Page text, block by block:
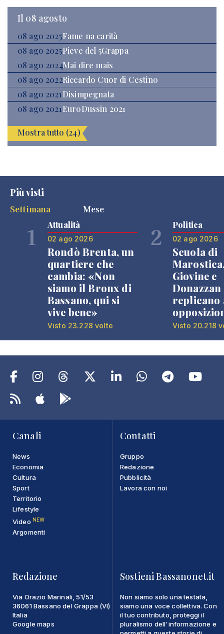
Il 08 agosto
08 ago 2025Fame na carità
08 ago 2025Pieve del 5Grappa
08 ago 2024Mai dire mais
08 ago 2022Riccardo Cuor di Cestino
08 ago 2021Disimpegnata
08 ago 2021EuroDussin 2021
Mostra tutto (24)
Più visti
Settimana
Mese
1 Attualità
02 ago 2026
Rondò Brenta, un
quartiere che
cambia: «Non
siamo il Bronx di
Bassano, qui si
vive bene»
Visto 23.228 volte
2 Politica
02 ago 2026
Scuola di
Giovine e
Donazzan
replicano
Visto 20.218
Canali
News
Economia
Cultura
Sport
Territorio
Lifestyle
Video NEW
Argomenti
Contatti
Gruppo
Redazione
Pubblicità
Lavora con noi
Redazione
Via Orazio Marinali, 51/53
36061 Bassano del Grappa (VI)
Italia
Google maps
Sostieni Bassanonet.it
Non siamo solo una testata,
siamo una voce collettiva. Con
il tuo contributo, proteggi il
pluralismo dell'informazione e